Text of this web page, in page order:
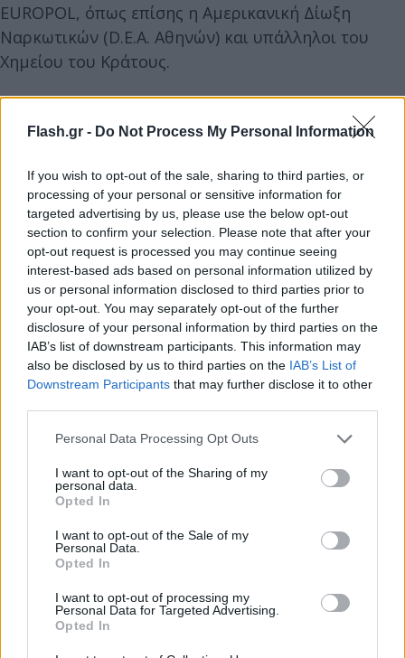
Flash.gr - Do Not Process My Personal Information
If you wish to opt-out of the sale, sharing to third parties, or
processing of your personal or sensitive information for
targeted advertising by us, please use the below opt-out
section to confirm your selection. Please note that after your
opt-out request is processed you may continue seeing
interest-based ads based on personal information utilized by
us or personal information disclosed to third parties prior to
your opt-out. You may separately opt-out of the further
disclosure of your personal information by third parties on the
IAB’s list of downstream participants. This information may
also be disclosed by us to third parties on the IAB’s List of
Downstream Participants that may further disclose it to other
Please note that this website/app uses one or more Google
not limited to your visit or usage behaviour. You may click to
grant or deny consent to Google and its third-party tags to
use your data for below specified purposes in below Google
consent section.
Personal Data Processing Opt Outs
I want to opt-out of the Sharing of my
personal data.
Opted In
I want to opt-out of the Sale of my
Personal Data.
Opted In
I want to opt-out of processing my
Personal Data for Targeted Advertising.
Opted In
EUROPOL, όπως επίσης η Αμερικανική Δίωξη
Ναρκωτικών (D.E.A. Αθηνών) και υπάλληλοι του
Χημείου του Κράτους.
ευρώ